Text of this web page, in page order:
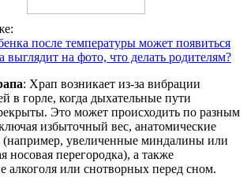
после температуры может появиться
выглядит на фото, что делать родителям?
: Храп возникает из-за вибрации
в горле, когда дыхательные пути
Это может происходить по разным
избыточный вес, анатомические
(например, увеличенные миндалины или
носовая перегородка), а также
алкоголя или снотворных перед сном.